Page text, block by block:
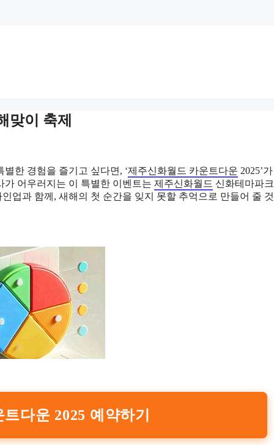
맞이 축제
한 경험을 즐기고 싶다면, ‘제주신화월드 카운트다운 2025’
어우러지는 이 특별한 이벤트는 제주신화월드 신화테마파
업과 함께, 새해의 첫 순간을 잊지 못할 추억으로 만들어 줄
다운 2025 예약하기